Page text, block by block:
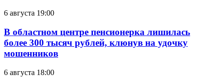
6 августа 19:00
В областном центре пенсионерка лишилась
более 300 тысяч рублей, клюнув на удочку
мошенников
6 августа 18:00